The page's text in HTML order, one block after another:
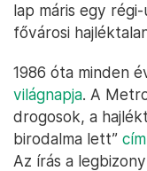
lap máris egy
fővárosi
1986 óta minden
világnapja. A
drogosok, a
birodalma lett”
Az írás a